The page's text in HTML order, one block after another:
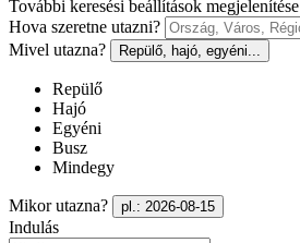
További keresési beállítások megjelenítése
Hova szeretne utazni?
Mivel utazna?
Repülő, hajó, egyéni...
Repülő
Hajó
Egyéni
Busz
Mindegy
Mikor utazna? pl.: 2026-08-15
Indulás